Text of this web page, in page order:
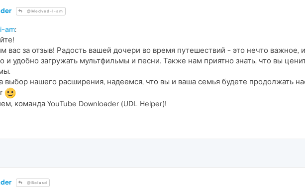
@Medved-I-am
am:
вас за отзыв! Радость вашей дочери во время путешествий - это нечто
и удобно загружать мультфильмы и песни. Также нам приятно знать, что вы
выбор нашего расширения, надеемся, что вы и ваша семья будете продолжать
команда YouTube Downloader (UDL Helper)!
@Bolasd